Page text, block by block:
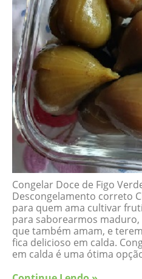
Congelar Doce de Figo
Descongelamento correto
para quem ama cultivar
para saborearmos
que também amam, e
fica delicioso em calda.
em calda é uma ótima